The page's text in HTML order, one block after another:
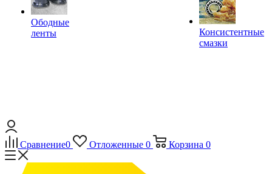
Ободные
ленты
Консистентные
смазки
Сравнение0 Отложенные 0 Корзина 0